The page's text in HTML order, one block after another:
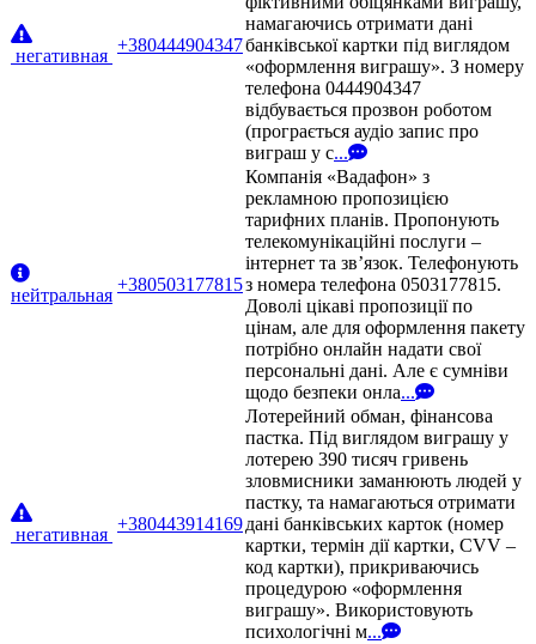
негативная
+380444904347
намагаючись отримати дані
банківської картки під виглядом
«оформлення виграшу». З номеру
телефона 0444904347
відбувається прозвон роботом
(програється аудіо запис про
виграш у с...
нейтральная
+380503177815
Компанія «Вадафон» з
рекламною пропозицією
тарифних планів. Пропонують
телекомунікаційні послуги –
інтернет та зв’язок. Телефонують
з номера телефона 0503177815.
Доволі цікаві пропозиції по
цінам, але для оформлення пакету
потрібно онлайн надати свої
персональні дані. Але є сумніви
щодо безпеки онла...
негативная
+380443914169
Лотерейний обман, фінансова
пастка. Під виглядом виграшу у
лотерею 390 тисяч гривень
зловмисники заманюють людей у
пастку, та намагаються отримати
дані банківських карток (номер
картки, термін дії картки, CVV –
код картки), прикриваючись
процедурою «оформлення
виграшу». Використовують
психологічні м...